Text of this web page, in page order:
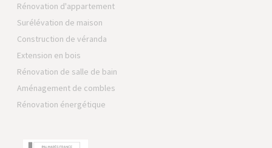
Rénovation d'appartement
Surélévation de maison
Construction de véranda
Extension en bois
Rénovation de salle de bain
Aménagement de combles
Rénovation énergétique